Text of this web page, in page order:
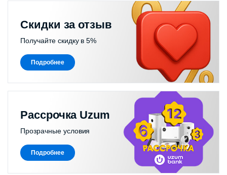
Скидки за отзыв
Получайте скидку в 5%
Подробнее
Рассрочка Uzum
Прозрачные условия
Подробнее